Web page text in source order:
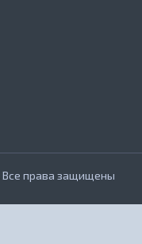
Все права защищены